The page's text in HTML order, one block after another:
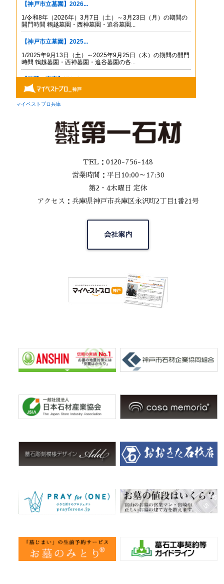
TEL：0120-756-148
営業時間：平日10:00～17:30
第2・4木曜日 定休
アクセス：兵庫県神戸市兵庫区永沢町2丁目1番21号
会社案内